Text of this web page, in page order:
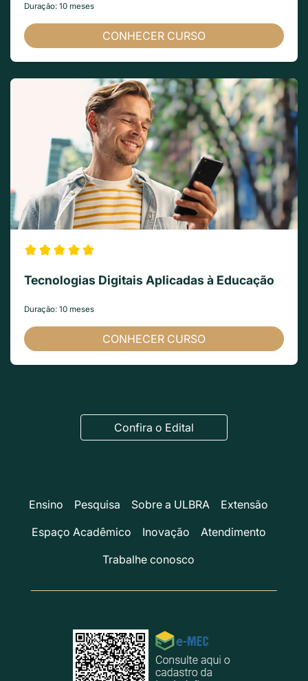
Duração: 10 meses
CONHECER CURSO
Tecnologias Digitais Aplicadas à Educação
Duração: 10 meses
CONHECER CURSO
Confira o Edital
Ensino Pesquisa Sobre a ULBRA
Extensão
Espaço Acadêmico
Inovação
Atendimento
Trabalhe conosco